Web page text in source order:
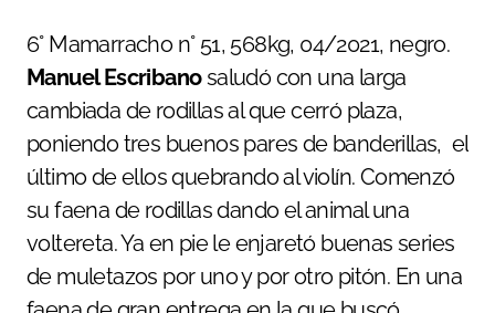
6° Mamarracho n° 51, 568kg, 04/2021, negro.
Manuel Escribanosaludó con una larga
cambiada de rodillas al que cerró plaza,
poniendo tres buenos pares de banderillas, el
último de ellos quebrando al violín. Comenzó
su faena de rodillas dando el animal una
voltereta. Ya en pie le enjaretó buenas series
de muletazos por uno y por otro pitón. En una